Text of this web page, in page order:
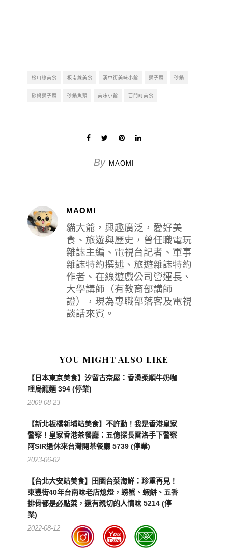
松山線美食 板南線美食 漢中街美味小館 獅子頭 砂鍋
砂鍋獅子頭 砂鍋魚頭 美味小館 西門町美食
By MAOMI
MAOMI
貓大爺，興趣廣泛，愛好美
食、旅遊與歷史，曾任職電玩
雜誌主編、電視台記者、軍事
雜誌特約撰述、旅遊雜誌特約
作者、在線遊戲公司營運長、
大學講師（有教育部講師
證），現為專職部落客及電視
談話來賓。
YOU MIGHT ALSO LIKE
【日本東京美食】汐留古奈屋：香滑柔順牛奶咖
哩烏龍麵 394 (停業)
2009-08-23
【新北板橋新埔站美食】不許動！我是香港皇家
警察！皇家香港茶餐廳：五億探長雷洛手下警察
阿SIR退休來台灣開茶餐廳 5739 (停業)
2023-06-02
【台北大安站美食】田園台菜海鮮：珍重再見！
東豐街40年台南味老店熄燈，螃蟹、蝦餅、五香
排骨都是必點菜，還有親切的人情味 5214 (停
業)
2022-08-12